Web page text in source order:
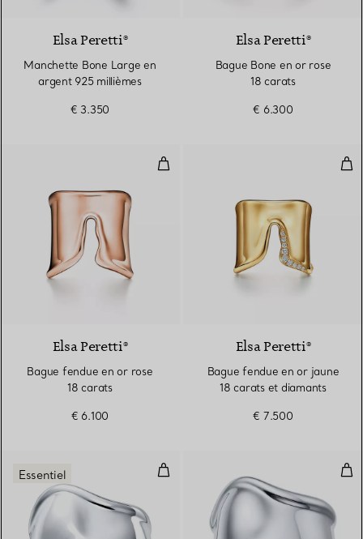
Elsa Peretti®
Manchette Bone Large en
argent 925 millièmes
€ 3.350
Elsa Peretti®
Bague Bone en or rose
18 carats
€ 6.300
Bague fendue en or rose 18
Elsa Peretti®
Bague fendue en or rose
18 carats
€ 6.100
Elsa Peretti®
Bague fendue en or jaune
18 carats et diamants
€ 7.500
Manchette Bone Small en
Essentiel